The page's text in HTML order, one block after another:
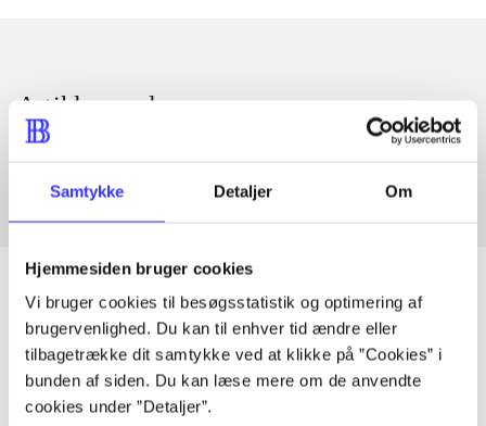
Samtykke Detaljer Om
Hjemmesiden bruger cookies
Vi bruger cookies til besøgsstatistik og optimering af
brugervenlighed. Du kan til enhver tid ændre eller
tilbagetrække dit samtykke ved at klikke på ”Cookies” i
bunden af siden. Du kan læse mere om de anvendte
cookies under ”Detaljer”.
Artikler med samme emner
Fra
Artikler
Alle registrerede artikler fordelt på udgivelser